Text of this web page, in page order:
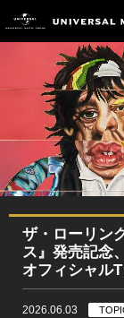
ザ・ローリン
ス』発売記念
オフィシャル
2026.06.03